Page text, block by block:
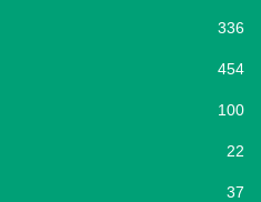
336
454
100
22
37